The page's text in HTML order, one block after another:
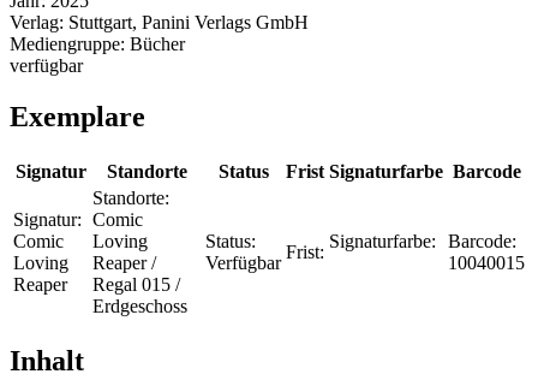
Verlag: Stuttgart, Panini Verlags GmbH
Mediengruppe: Bücher
verfügbar
Exemplare
Signatur Standorte Status Frist Signaturfarbe Barcode
Signatur:
Comic
Loving
Reaper
Standorte:
Comic
Loving
Reaper /
Regal 015 /
Erdgeschoss
Status:
Verfügbar
Frist:
Signaturfarbe:
Barcode:
10040015
Inhalt